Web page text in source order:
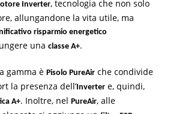
Inverter, tecnologia che non solo
allungandone la vita utile, ma
risparmio energetico
una classe A+.
gamma è Pisolo PureAir che condivide
la presenza dell’Inverter e, quindi,
A+. Inoltre, nel PureAir, alle